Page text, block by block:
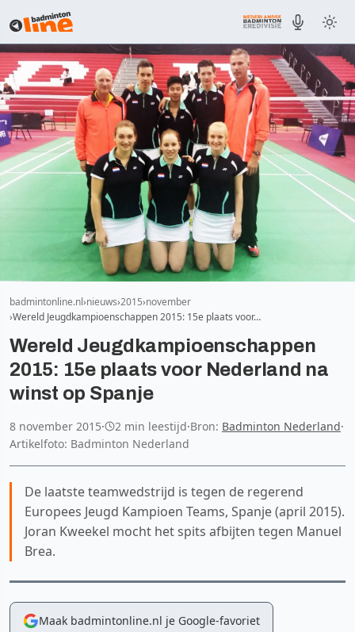
badmintonline.nl nieuws 2015 november
Wereld Jeugdkampioenschappen 2015: 15e plaats voor…
Wereld Jeugdkampioenschappen
2015: 15e plaats voor Nederland na
winst op Spanje
8 november 2015· 2 min leestijd·Bron: Badminton Nederland·
Artikelfoto: Badminton Nederland
De laatste teamwedstrijd is tegen de regerend
Europees Jeugd Kampioen Teams, Spanje (april 2015).
Joran Kweekel mocht het spits afbijten tegen Manuel
Brea.
Maak badmintonline.nl je Google-favoriet